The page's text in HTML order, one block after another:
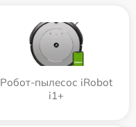
Робот-пылесос iRobot
i1+